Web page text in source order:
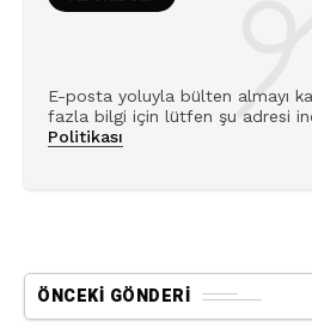
E-posta yoluyla bülten almayı
fazla bilgi için lütfen şu adresi
Politikası
ÖNCEKI GÖNDERI